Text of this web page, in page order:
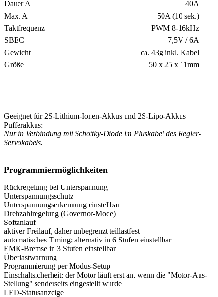
Dauer A
40A
Max. A
50A (10 sek.)
Taktfrequenz
PWM 8-16kHz
SBEC
7,5V / 6A
Gewicht
ca. 43g inkl. Kabel
Größe
50 x 25 x 11mm
Geeignet für 2S-Lithium-Ionen-Akkus und 2S-Lipo-Akkus
Pufferakkus:
Nur in Verbindung mit Schottky-Diode im Pluskabel des Regler-
Servokabels.
Programmiermöglichkeiten
Rückregelung bei Unterspannung
Unterspannungsschutz
Unterspannungserkennung einstellbar
Drehzahlregelung (Governor-Mode)
Softanlauf
aktiver Freilauf, daher unbegrenzt teillastfest
automatisches Timing; alternativ in 6 Stufen einstellbar
EMK-Bremse in 3 Stufen einstellbar
Überlastwarnung
Programmierung per Modus-Setup
Einschaltsicherheit: der Motor läuft erst an, wenn die "Motor-Aus-
Stellung" senderseits eingestellt wurde
LED-Statusanzeige